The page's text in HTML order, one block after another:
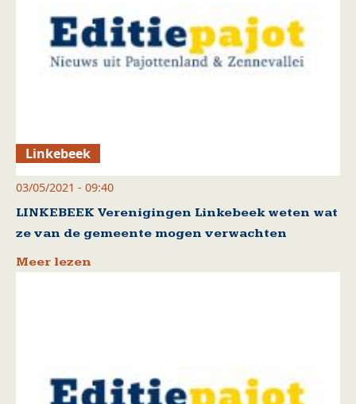
Linkebeek
03/05/2021 - 09:40
LINKEBEEK Verenigingen Linkebeek weten wat
ze van de gemeente mogen verwachten
Meer lezen